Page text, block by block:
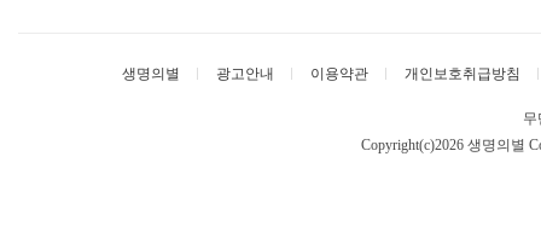
생명의별 광고안내 이용약관 개인보호취급방침
무
Copyright(c)2026 생명의별